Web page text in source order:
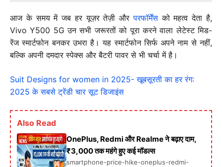
आज के समय में जब हर यूज़र तेज़ी औरपरफॉर्मेंसको महत्व देता है,
Vivo Y500 5G उन सभी जरूरतों को पूरा करने वाला लेटेस्ट मिड-
रेंज स्मार्टफोन बनकर उभरा है। यह स्मार्टफोन सिर्फ अपने नाम से नहीं,
बल्कि अपनी दमदार स्पेक्स और बैटरी पावर से भी चर्चा में है।
Suit Designs for women in 2025- खूबसूरती का हर रंग:
2025 के सबसे ट्रेंडी चार सूट डिजाइंस
Also Read
OnePlus, Redmi और Realme ने बढ़ाए दाम,
₹3,000 तक महंगे हुए कई मॉडल्स
smartphone-price-hike-oneplus-redmi-